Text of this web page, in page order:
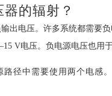
的辐射？
出电压。许多系统都需要
V电压。负电源电压也用
径中需要使用两个电感